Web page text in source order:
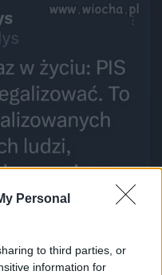
Personal
to third parties, or
information for